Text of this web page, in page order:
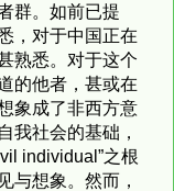
群。如前已提
，对于中国正在
熟悉。对于这个
的他者，甚或在
象成了非西方意
我社会的基础，
individual”之根
与想象。然而，